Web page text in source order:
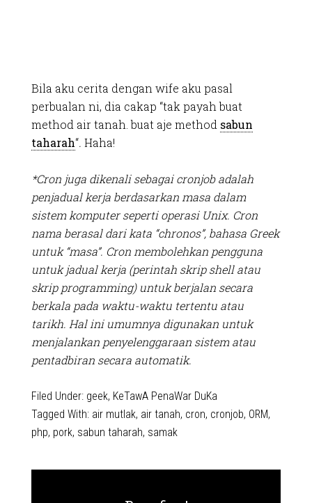
Bila aku cerita dengan wife aku pasal
perbualan ni, dia cakap “tak payah buat
method air tanah. buat aje method sabun
taharah“. Haha!
*Cron juga dikenali sebagai cronjob adalah
penjadual kerja berdasarkan masa dalam
sistem komputer seperti operasi Unix. Cron
nama berasal dari kata “chronos”, bahasa Greek
untuk “masa”. Cron membolehkan pengguna
untuk jadual kerja (perintah skrip shell atau
skrip programming) untuk berjalan secara
berkala pada waktu-waktu tertentu atau
tarikh. Hal ini umumnya digunakan untuk
menjalankan penyelenggaraan sistem atau
pentadbiran secara automatik.
Filed Under: geek, KeTawA PenaWar DuKa
Tagged With: air mutlak, air tanah, cron, cronjob, ORM,
php, pork, sabun taharah, samak